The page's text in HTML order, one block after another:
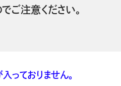
ご注意ください。
っておりません。